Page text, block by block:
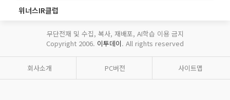
위너스IR클럽
무단전재 및 수집, 복사, 재배포, AI학습 이용 금지
Copyright 2006. 이투데이. All rights reserved
회사소개 PC버전 사이트맵